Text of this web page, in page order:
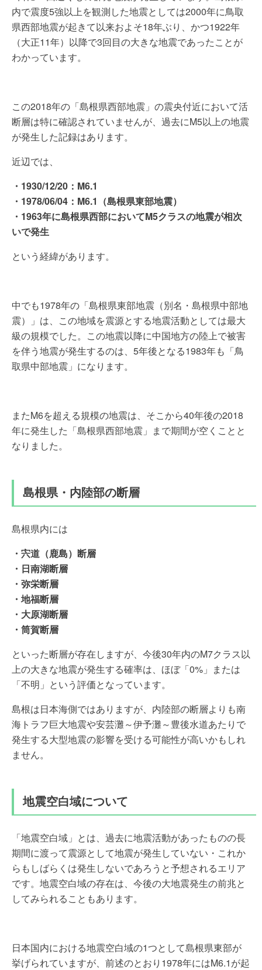
内で震度5強以上を観測した地震としては2000年に鳥取
県西部地震が起きて以来およそ18年ぶり、かつ1922年
（大正11年）以降で3回目の大きな地震であったことが
わかっています。
この2018年の「島根県西部地震」の震央付近において活
断層は特に確認されていませんが、過去にM5以上の地震
が発生した記録はあります。
近辺では、
・1930/12/20：M6.1
・1978/06/04：M6.1（島根県東部地震）
・1963年に島根県西部においてM5クラスの地震が相次
いで発生
という経緯があります。
中でも1978年の「島根県東部地震（別名・島根県中部地
震）」は、この地域を震源とする地震活動としては最大
級の規模でした。この地震以降に中国地方の陸上で被害
を伴う地震が発生するのは、5年後となる1983年も「鳥
取県中部地震」になります。
またM6を超える規模の地震は、そこから40年後の2018
年に発生した「島根県西部地震」まで期間が空くことと
なりました。
島根県・内陸部の断層
島根県内には
・宍道（鹿島）断層
・日南湖断層
・弥栄断層
・地福断層
・大原湖断層
・筒賀断層
といった断層が存在しますが、今後30年内のM7クラス以
上の大きな地震が発生する確率は、ほぼ「0%」または
「不明」という評価となっています。
島根は日本海側ではありますが、内陸部の断層よりも南
海トラフ巨大地震や安芸灘～伊予灘～豊後水道あたりで
発生する大型地震の影響を受ける可能性が高いかもしれ
ません。
地震空白域について
「地震空白域」とは、過去に地震活動があったものの長
期間に渡って震源として地震が発生していない・これか
らもしばらくは発生しないであろうと予想されるエリア
です。地震空白域の存在は、今後の大地震発生の前兆と
してみられることもあります。
日本国内における地震空白域の1つとして島根県東部が
挙げられていますが、前述のとおり1978年にはM6.1が起